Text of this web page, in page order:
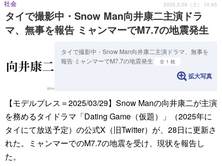
タイで撮影中・Snow Man向井康二主演ドラ
マ、無事を報告 ミャンマーでM7.7の地震発生
社会 2025.3.29（土） 10:45
タイで撮影中・Snow Man向井康二主演ドラマ、無事を
報告 ミャンマーでM7.7の地震発生
全 1 枚
拡大写真
【モデルプレス＝2025/03/29】Snow Manの向井康二が主演
を務めるタイドラマ「Dating Game（仮題）」（2025年に
タイにて放送予定）の公式X（旧Twitter）が、28日に更新さ
れた。ミャンマーでのM7.7の地震を受け、現状を報告し
た。